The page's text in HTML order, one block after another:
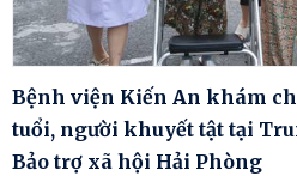
Bệnh viện Kiến An khám
tuổi, người khuyết tật tại
Bảo trợ xã hội Hải Phòng